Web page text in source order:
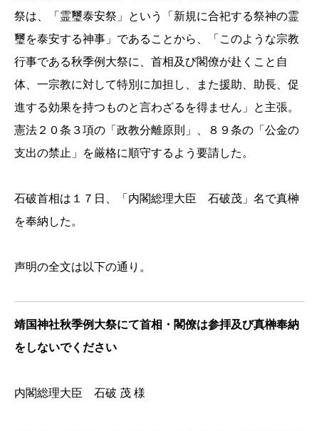
祭は、「霊璽泰安祭」という「新規に合祀する祭神の霊
璽を泰安する神事」であることから、「このような宗教
行事である秋季例大祭に、首相及び閣僚が赴くこと自
体、一宗教に対して特別に加担し、また援助、助長、促
進する効果を持つものと言わざるを得ません」と主張。
憲法２０条３項の「政教分離原則」、８９条の「公金の
支出の禁止」を厳格に順守するよう要請した。
石破首相は１７日、「内閣総理大臣 石破茂」名で真榊
を奉納した。
声明の全文は以下の通り。
靖国神社秋季例大祭にて首相・閣僚は参拝及び真榊奉納
をしないでください
内閣総理大臣 石破 茂 様